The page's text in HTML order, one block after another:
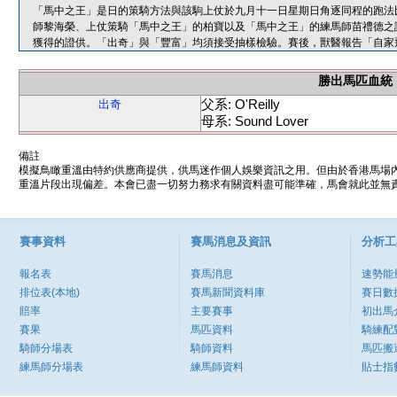
「馬中之王」是日的策騎方法與該駒上仗於九月十一日星期日角逐同程的跑
師黎海榮、上仗策騎「馬中之王」的柏寶以及「馬中之王」的練馬師苗禮德
獲得的證供。「出奇」與「豐富」均須接受抽樣檢驗。賽後，獸醫報告「自
勝出馬匹血統
出奇
父系: O'Reilly
母系: Sound Lover
備註
模擬鳥瞰重溫由特約供應商提供，供馬迷作個人娛樂資訊之用。但由於香港馬
重溫片段出現偏差。本會已盡一切努力務求有關資料盡可能準確，馬會就此並
賽事資料
報名表
排位表(本地)
賠率
賽果
騎師分場表
練馬師分場表
賽馬消息及資訊
賽馬消息
賽馬新聞資料庫
主要賽事
馬匹資料
騎師資料
練馬師資料
分析
速勢能
賽日數
初出馬
騎練配
馬匹搬
貼士指